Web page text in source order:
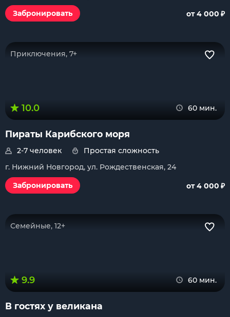
Забронировать
от 4 000 ₽
Приключения, 7+
10.0 60 мин.
Пираты Карибского моря
2-7 человек
Простая сложность
г. Нижний Новгород, ул. Рождественская, 24
Забронировать
от 4 000 ₽
Семейные, 12+
9.9 60 мин.
В гостях у великана